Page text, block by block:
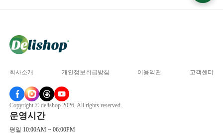
회사소개 개인정보취급방침 이용약관 고객센터
Copyright © delishop 2026. All rights reserved.
운영시간
평일 10:00AM ~ 06:00PM